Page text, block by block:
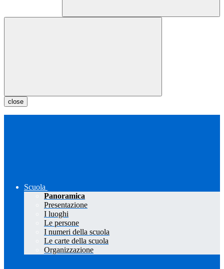
close
Scuola
Panoramica
Presentazione
I luoghi
Le persone
I numeri della scuola
Le carte della scuola
Organizzazione